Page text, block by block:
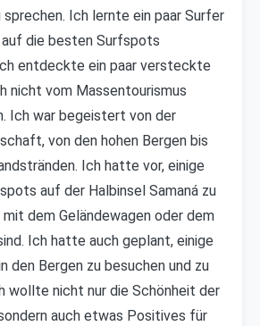
sprechen. Ich lernte ein paar Surfer
auf die besten Surfspots
entdeckte ein paar versteckte
nicht vom Massentourismus
Ich war begeistert von der
von den hohen Bergen bis
Ich hatte vor, einige
auf der Halbinsel Samaná zu
mit dem Geländewagen oder dem
Ich hatte auch geplant, einige
den Bergen zu besuchen und zu
wollte nicht nur die Schönheit der
auch etwas Positives für